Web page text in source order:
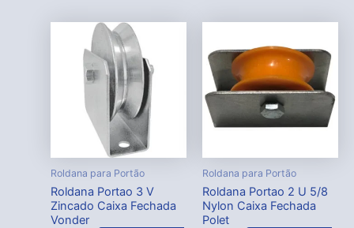
Roldana para Portão
Roldana Portao 3 V
Zincado Caixa Fechada
Vonder
Roldana para Portão
Roldana Portao 2 U 5/8
Nylon Caixa Fechada
Polet